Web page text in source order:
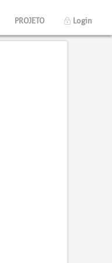
PROJETO Login